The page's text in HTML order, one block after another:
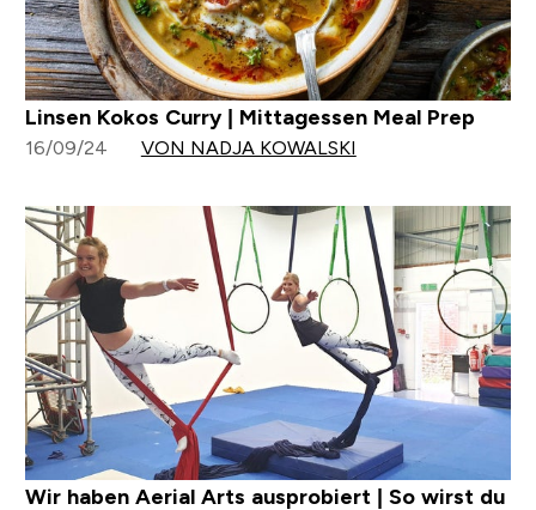
Linsen Kokos Curry | Mittagessen Meal Prep
16/09/24 VON NADJA KOWALSKI
Wir haben Aerial Arts ausprobiert | So wirst du